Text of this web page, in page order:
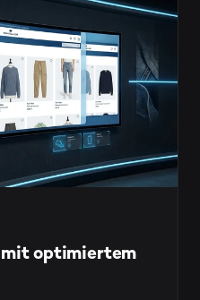
mit optimiertem